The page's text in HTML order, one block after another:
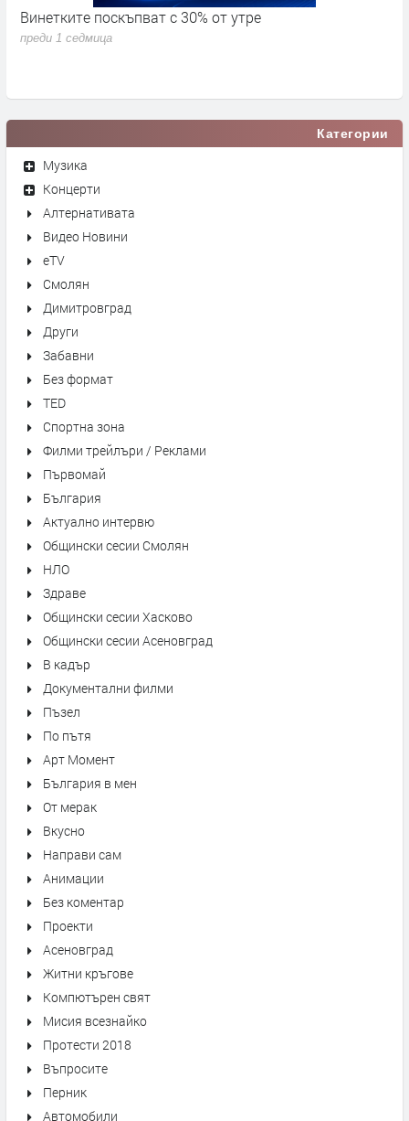
Винетките поскъпват с 30% от утре
преди 1 седмица
Категории
Музика
Концерти
Алтернативата
Видео Новини
eTV
Смолян
Димитровград
Други
Забавни
Без формат
TED
Спортна зона
Филми трейлъри / Реклами
Първомай
България
Актуално интервю
Общински сесии Смолян
НЛО
Здраве
Общински сесии Хасково
Общински сесии Асеновград
В кадър
Документални филми
Пъзел
По пътя
Арт Момент
България в мен
От мерак
Вкусно
Направи сам
Анимации
Без коментар
Проекти
Асеновград
Житни кръгове
Компютърен свят
Мисия всезнайко
Протести 2018
Въпросите
Перник
Автомобили